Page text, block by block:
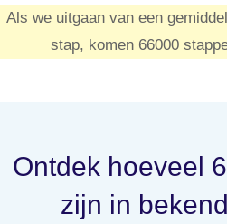
Als we uitgaan van een
stap, komen 66000
Ontdek hoeveel
zijn in